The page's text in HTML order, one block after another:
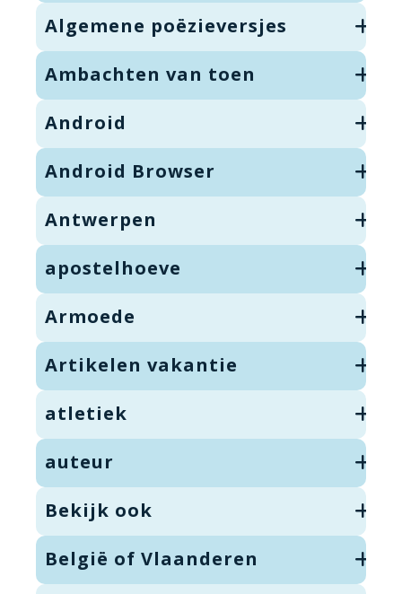
Algemene poëzieversjes
Ambachten van toen
Android
Android Browser
Antwerpen
apostelhoeve
Armoede
Artikelen vakantie
atletiek
auteur
Bekijk ook
België of Vlaanderen